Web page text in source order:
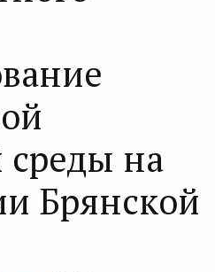
среды на
Брянской